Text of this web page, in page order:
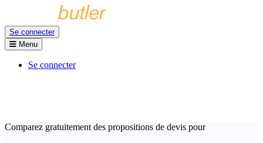
Se connecter
Menu
Se connecter
Comparez gratuitement des propositions de devis pour